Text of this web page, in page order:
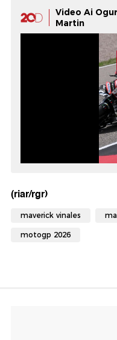
Video Ai
Martin
(riar/rgr)
maverick vinales
motogp 2026